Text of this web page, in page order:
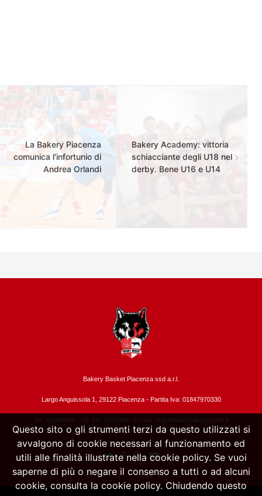
La Bakery Piacenza
comunica l'infortunio di
Andrea Orlandi
Bakery Academy: vittoria
schiacciante degli U18 nel
derby. Bene U16 e U14
Bakery Basket Piacenza ssd a.r.l.
Largo Anguissola 1, 29122 Piacenza - Partita Iva: 01847970330
Tel. Segreteria: +39 335.7897040 - E-mail: segreteria@bakerysport.it
Questo sito o gli strumenti terzi da questo utilizzati si
avvalgono di cookie necessari al funzionamento ed
utili alle finalità illustrate nella cookie policy. Se vuoi
saperne di più o negare il consenso a tutti o ad alcuni
cookie, consulta la cookie policy. Chiudendo questo